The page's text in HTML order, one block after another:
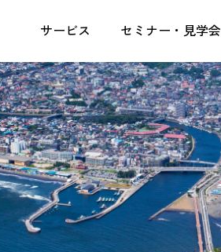
サービス セミナー・見学会